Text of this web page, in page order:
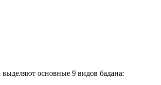
основные 9 видов бадана: